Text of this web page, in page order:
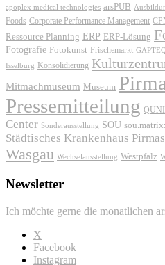
apoplex medical technologies arsPUB
Foods Corporate Performance Management
Ressource Planning ERP ERP-Lösung
Fotografie Fotokunst Frischemarkt
Isselburg Konsolidierung
Mitmachmuseum Museum
Pressemitteilung
Center Sonderausstellung SOU
Städtisches Krankenhaus
Wasgau Wechselausstellung Westpfalz
Newsletter
Ich möchte gerne die monatlichen
X
Facebook
Instagram